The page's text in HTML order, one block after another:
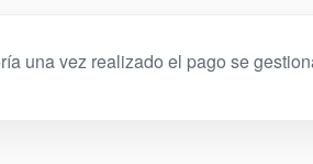
una vez realizado el pago se